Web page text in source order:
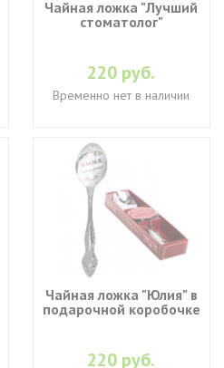
Чайная ложка "Лучший
стоматолог"
220 руб.
Временно нет в наличии
Чайная ложка "Юлия" в
подарочной коробочке
220 руб.